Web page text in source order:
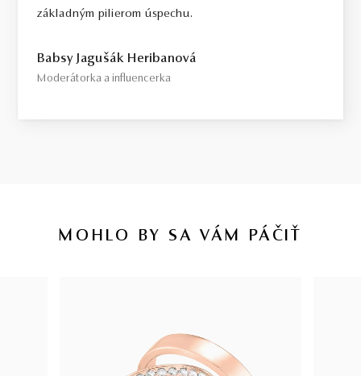
základným pilierom úspechu.
Babsy Jagušák Heribanová
Moderátorka a influencerka
MOHLO BY SA VÁM PÁČIŤ